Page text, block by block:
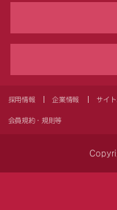
採用情報 企業情報 サイ
会員規約・規則等